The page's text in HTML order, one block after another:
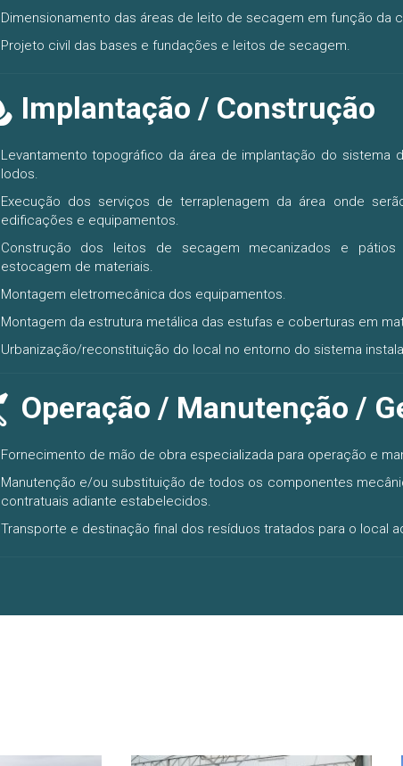
Dimensionamento das áreas de leito de secagem em função da
Projeto civil das bases e fundações e leitos de secagem.
Implantação / Construção
Levantamento topográfico da área de implantação do sistema
lodos.
Execução dos serviços de terraplenagem da área onde
edificações e equipamentos.
Construção dos leitos de secagem mecanizados e
estocagem de materiais.
Montagem eletromecânica dos equipamentos.
Montagem da estrutura metálica das estufas e coberturas em
Urbanização/reconstituição do local no entorno do sistema
Operação / Manutenção /
Fornecimento de mão de obra especializada para operação e
Manutenção e/ou substituição de todos os componentes
contratuais adiante estabelecidos.
Transporte e destinação final dos resíduos tratados para o local